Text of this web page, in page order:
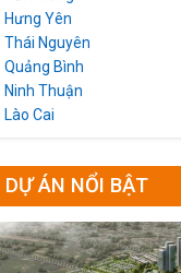
Hưng Yên
Thái Nguyên
Quảng Bình
Ninh Thuận
Lào Cai
DỰ ÁN NỔI BẬT